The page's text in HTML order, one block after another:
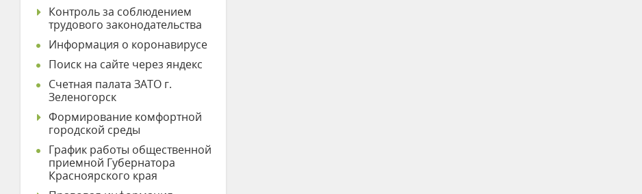
Контроль за соблюдением
трудового законодательства
Информация о коронавирусе
Поиск на сайте через яндекс
Счетная палата ЗАТО г.
Зеленогорск
Формирование комфортной
городской среды
График работы общественной
приемной Губернатора
Красноярского края